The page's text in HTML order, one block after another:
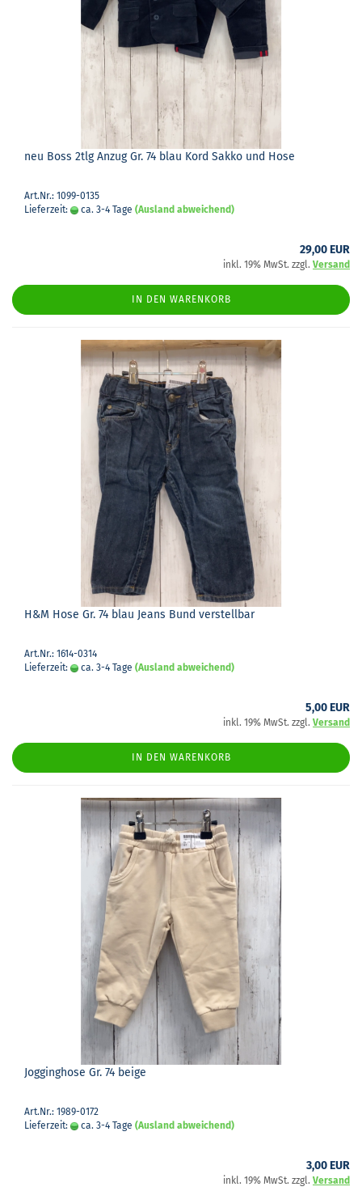
neu Boss 2tlg Anzug Gr. 74 blau Kord Sakko und Hose
Art.Nr.: 1099-0135
Lieferzeit:
ca. 3-4 Tage (Ausland abweichend)
29,00 EUR
inkl. 19% MwSt. zzgl. Versand
IN DEN WARENKORB
H&M Hose Gr. 74 blau Jeans Bund ver­stell­bar
Art.Nr.: 1614-0314
Lieferzeit:
ca. 3-4 Tage (Ausland abweichend)
5,00 EUR
inkl. 19% MwSt. zzgl. Versand
IN DEN WARENKORB
Jog­ging­ho­se Gr. 74 beige
Art.Nr.: 1989-0172
Lieferzeit:
ca. 3-4 Tage (Ausland abweichend)
3,00 EUR
inkl. 19% MwSt. zzgl. Versand